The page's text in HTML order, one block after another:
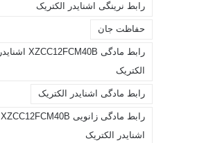
رابط نرینگی اشنایدر الکتریک
حفاظت جان
رابط مادگی XZCC12FCM40B اشنایدر
الکتریک
رابط مادگی اشنایدر الکتریک
رابط مادگی زانویی XZCC12FCM40B
اشنایدر الکتریک